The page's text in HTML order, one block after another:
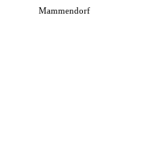
Mammendorf